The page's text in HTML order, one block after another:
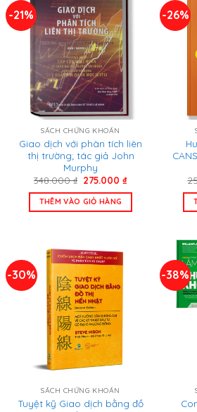
-21%
SÁCH CHỨNG KHOÁN
Giao dịch với phân tích liên
thị trường; tác giả John
Murphy
348.000₫ Giá
là:
348.000 ₫.
275.000₫Giá
tại
275.000 ₫.
THÊM VÀO GIỎ HÀNG
-26%
-30%
SÁCH CHỨNG KHOÁN
Tuyệt kỹ Giao dịch bằng đồ
-38%